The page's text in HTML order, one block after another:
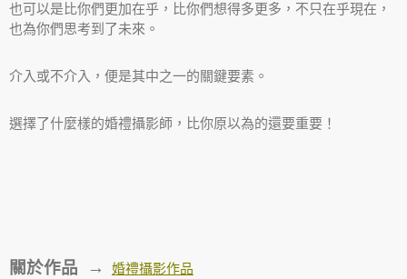
也可以是比你們更加在乎，比你們想得多更多，不只在乎現在，
也為你們思考到了未來。
介入或不介入，便是其中之一的關鍵要素。
選擇了什麼樣的婚禮攝影師，比你原以為的還要重要！
關於作品 → 婚禮攝影作品